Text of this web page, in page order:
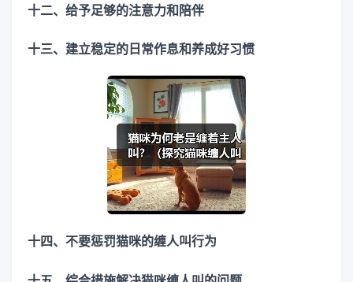
十二、给予足够的注意力和陪伴
十三、建立稳定的日常作息和养成好习惯
十四、不要惩罚猫咪的缠人叫行为